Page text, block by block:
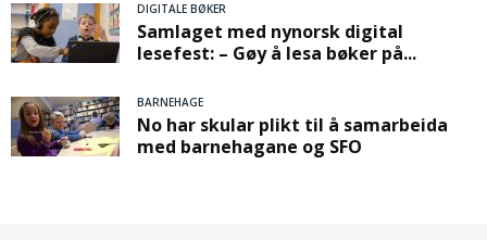
DIGITALE BØKER
Samlaget med nynorsk digital
lesefest: – Gøy å lesa bøker på...
BARNEHAGE
No har skular plikt til å samarbeida
med barnehagane og SFO